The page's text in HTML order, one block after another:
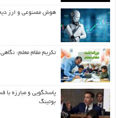
هوش مصنوعی و ارز
تکریم مقام معلم:
پاسخگویی و مبارزه با
بوئینگ